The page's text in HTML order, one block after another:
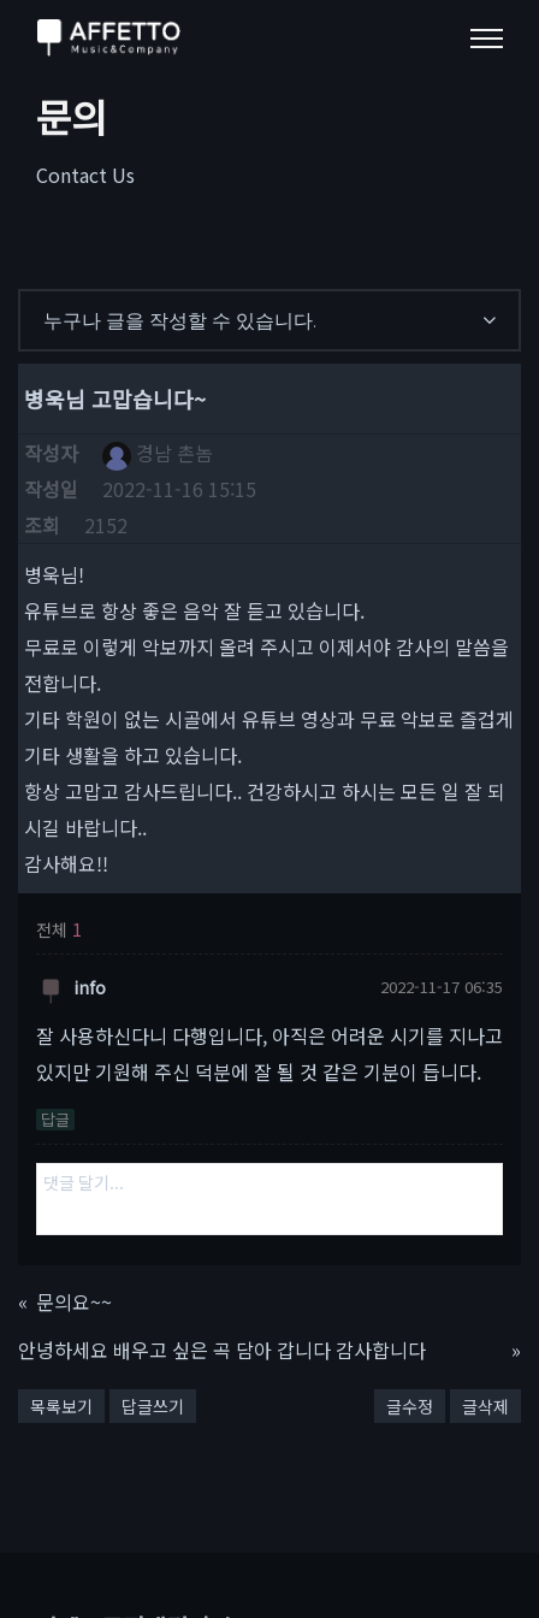
문의
Contact Us
누구나 글을 작성할 수 있습니다.
병욱님 고맙습니다~
작성자
경남 촌놈
작성일
2022-11-16 15:15
조회
2152
병욱님!
유튜브로 항상 좋은 음악 잘 듣고 있습니다.
무료로 이렇게 악보까지 올려 주시고 이제서야 감사의 말씀을
전합니다.
기타 학원이 없는 시골에서 유튜브 영상과 무료 악보로 즐겁게
기타 생활을 하고 있습니다.
항상 고맙고 감사드립니다.. 건강하시고 하시는 모든 일 잘 되
시길 바랍니다..
감사해요!!
전체 1
info 2022-11-17 06:35
잘 사용하신다니 다행입니다, 아직은 어려운 시기를 지나고
있지만 기원해 주신 덕분에 잘 될 것 같은 기분이 듭니다.
답글
« 문의요~~
안녕하세요 배우고 싶은 곡 담아 갑니다 감사합니다
»
목록보기 답글쓰기 글수정 글삭제